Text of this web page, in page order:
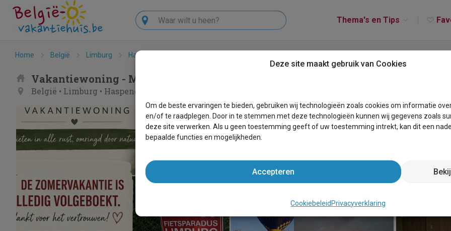
Thema's en Tips
Zoeken
Home België Limburg Haspengouw
Vakantiewoning - Mierzicht,5*,privé wellness,6p,airco, Haspengouw
België • Limburg • Haspengouw
Deze site maakt gebruik van Cookies
Om de beste ervaringen te bieden, gebruiken wij technologieën zoals cookies om informatie
en/of te raadplegen. Door in te stemmen met deze technologieën kunnen wij gegevens zoals
deze site verwerken. Als u geen toestemming geeft of uw toestemming intrekt, kan dit een
bepaalde functies en mogelijkheden.
Accepteren
Cookiebeleid Privacyverklaring